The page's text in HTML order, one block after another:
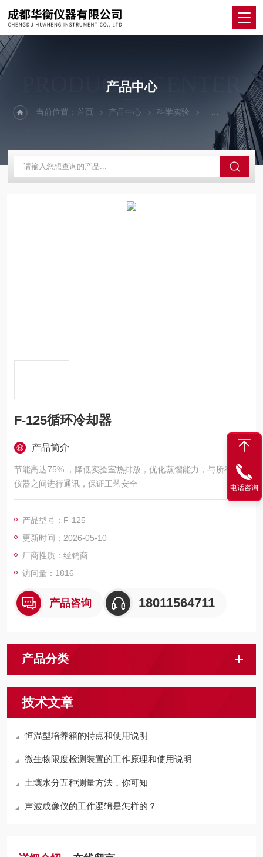
PRODUCTS CENTER
产品中心
当前位置：首页 产品中心 科学实验 其他仪器设备
F-125循环冷却器
产品简介
节能高达75% ，降低实验室热排放，优化蒸馏能力，与所有连接
仪器之间进行通讯，保证工艺安全
产品型号：F-125
更新时间：2026-05-10
厂商性质：经销商
访问量：1816
产品咨询 18011564711
产品分类
技术文章
恒温型培养箱的特点和使用说明
微生物限度检测装置的工作原理和使用说明
土壤水分五种测量方法，你可知
声波成像仪的工作逻辑是怎样的？
电话咨询